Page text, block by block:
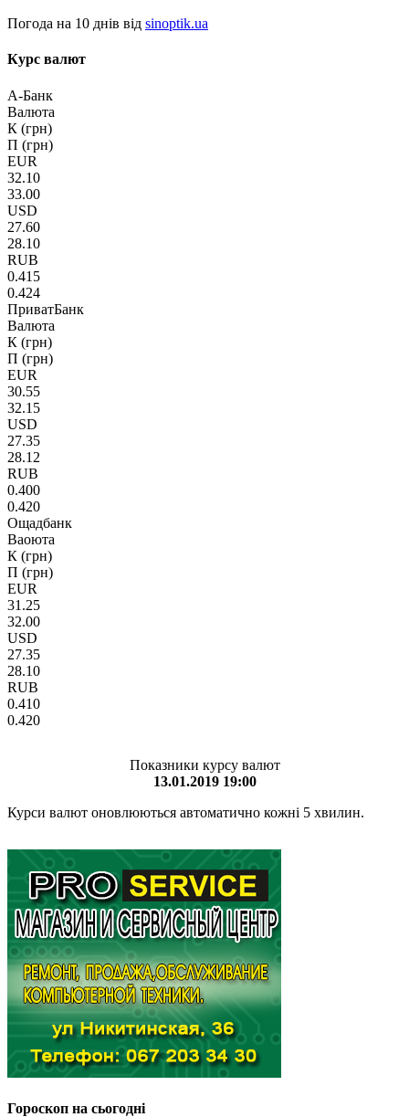
Погода на 10 днів від sinoptik.ua
Курс валют
А-Банк
Валюта
К (грн)
П (грн)
EUR
32.10
33.00
USD
27.60
28.10
RUB
0.415
0.424
ПриватБанк
Валюта
К (грн)
П (грн)
EUR
30.55
32.15
USD
27.35
28.12
RUB
0.400
0.420
Ощадбанк
Ваоюта
К (грн)
П (грн)
EUR
31.25
32.00
USD
27.35
28.10
RUB
0.410
0.420
Показники курсу валют
13.01.2019 19:00
Курси валют оновлюються автоматично кожні 5 хвилин.
Гороскоп на сьогодні